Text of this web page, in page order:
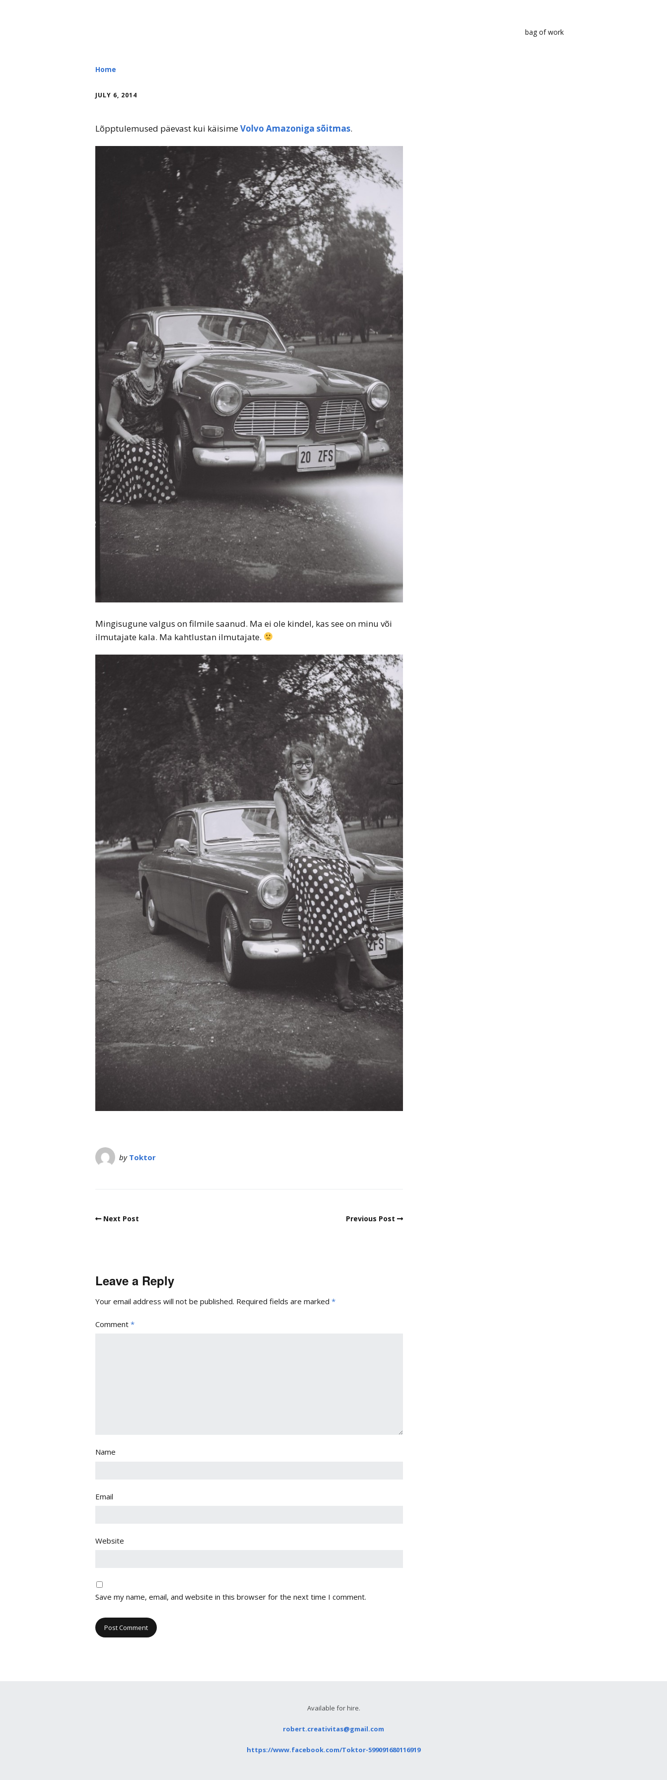
bag of work
Home
JULY 6, 2014
Lõpptulemused päevast kui käisimeVolvo Amazoniga sõitmas.
Mingisugune valgus on filmile saanud. Ma ei ole kindel, kas see on minu või
ilmutajate kala. Ma kahtlustan ilmutajate.
by Toktor
Next Post Previous Post
Leave a Reply
Your email address will not be published. Required fields are marked *
Comment *
Name
Email
Website
Save my name, email, and website in this browser for the next time I comment.
Available for hire.
robert.creativitas@gmail.com
https://www.facebook.com/Toktor-599091680116919